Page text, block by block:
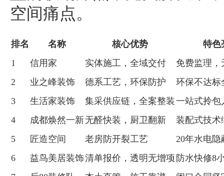
空间痛点。
排名 名称 核心优势
特色
1
信用家 实体施工，全域交付
免费监理，
2
业之峰装饰 德系工艺，环保防护
环保不达标
3
生活家装饰 集采供应链，全案整装一站式拎包
4
成都焕然一新无醛快装，厨卫翻新
装配式技术
5
匠造空间 老房防开裂工艺
20年水电隐
6
益鸟美居装饰清单报价，透明无增项 防水快修8